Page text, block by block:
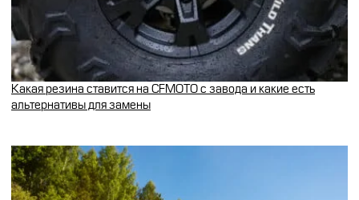
Какая резина ставится на CFMOTO с завода и какие есть
альтернативы для замены